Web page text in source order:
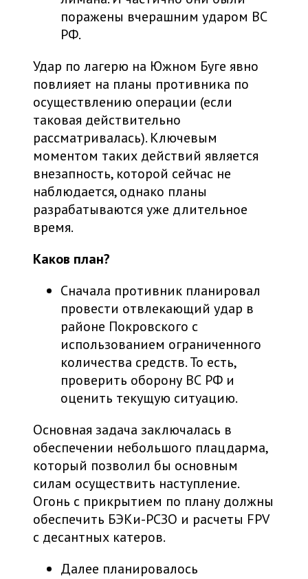
поражены вчерашним ударом ВС
РФ.
Удар по лагерю на Южном Буге явно
повлияет на планы противника по
осуществлению операции (если
таковая действительно
рассматривалась). Ключевым
моментом таких действий является
внезапность, которой сейчас не
наблюдается, однако планы
разрабатываются уже длительное
время.
Каков план?
Сначала противник планировал
провести отвлекающий удар в
районе Покровского с
использованием ограниченного
количества средств. То есть,
проверить оборону ВС РФ и
оценить текущую ситуацию.
Основная задача заключалась в
обеспечении небольшого плацдарма,
который позволил бы основным
силам осуществить наступление.
Огонь с прикрытием по плану должны
обеспечить БЭКи-РСЗО и расчеты FPV
с десантных катеров.
Далее планировалось